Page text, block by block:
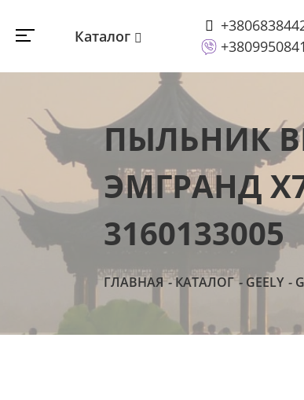
Каталог
ПЫЛЬНИК
ЭМГРАНД Х7/
3160133005
ГЛАВНАЯ КАТАЛОГ GEELY